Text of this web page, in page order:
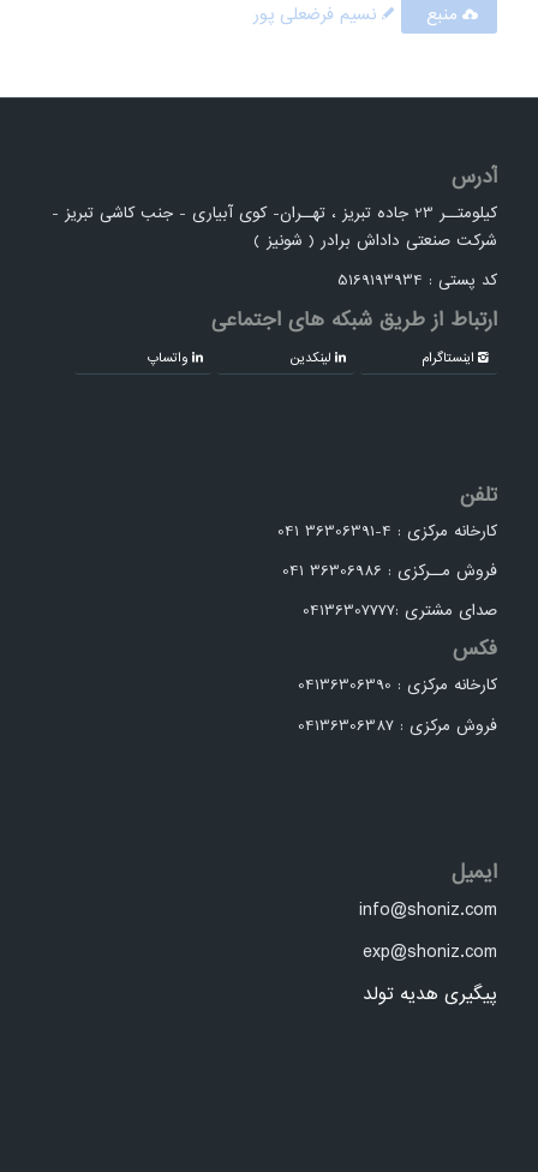
منبع نسیم فرضعلی پور
آدرس
کیلومتــر 23 جاده تبریز ، تهــران- کوی آبیاری - جنب کاشی تبریز -
شرکت صنعتی داداش برادر ( شونیز )
کد پستی : 5169193934
ارتباط از طریق شبکه های اجتماعی
اینستاگرام لینکدین واتساپ
تلفن
کارخانه مرکزی : 4-36306391 041
فروش مــرکزی : 36306986 041
صدای مشتری :04136307777
فکس
کارخانه مرکزی : 04136306390
فروش مرکزی : 04136306387
ایمیل
info@shoniz.com
exp@shoniz.com
پیگیری هدیه تولد